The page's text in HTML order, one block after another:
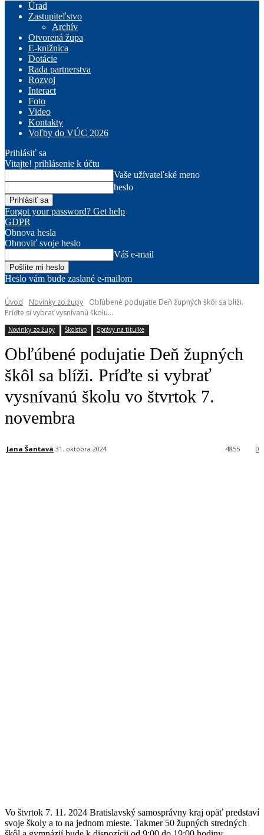
Úrad
Zastupiteľstvo
Archív
Otvorená župa
E-knižnica
Dotácie
Rada partnerstva
Rozvoj
Interact
Foto
Video
Kontakty
Voľby do VÚC 2026
Prihlásiť sa
Vitajte! prihlásenie k účtu
Vaše užívateľské meno
heslo
Forgot your password? Get help
GDPR
Obnova hesla
Obnoviť svoje heslo
Váš e-mail
Heslo vám bude zaslané e-mailom
Úvod Novinky zo župy
Obľúbené podujatie Deň župných škôl sa blíži.
Príďte si vybrať vysnívanú školu...
Novinky zo župy Školstvo Správy na titulke
Obľúbené podujatie Deň župných
škôl sa blíži. Príďte si vybrať
vysnívanú školu vo štvrtok 7.
novembra
Jana Šantavá 31. októbra 2024 0
4855
Vo štvrtok 7. 11. 2024 Bratislavský samosprávny kraj opäť predstaví
svoje školy a to na jednom mieste. Takmer 50 župných stredných